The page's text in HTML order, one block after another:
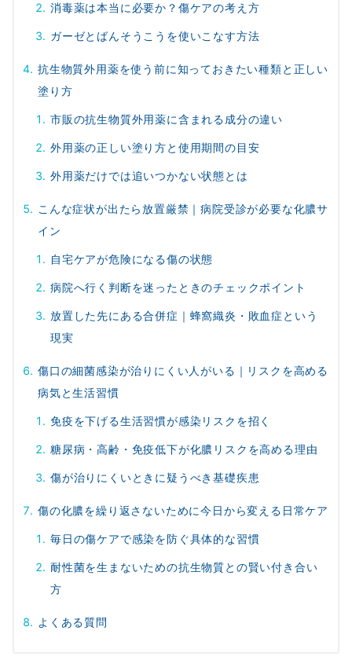
消毒薬は本当に必要か？傷ケアの考え方
ガーゼとばんそうこうを使いこなす方法
抗生物質外用薬を使う前に知っておきたい種類と正しい
塗り方
市販の抗生物質外用薬に含まれる成分の違い
外用薬の正しい塗り方と使用期間の目安
外用薬だけでは追いつかない状態とは
こんな症状が出たら放置厳禁｜病院受診が必要な化膿サ
イン
自宅ケアが危険になる傷の状態
病院へ行く判断を迷ったときのチェックポイント
放置した先にある合併症｜蜂窩織炎・敗血症という
現実
傷口の細菌感染が治りにくい人がいる｜リスクを高める
病気と生活習慣
免疫を下げる生活習慣が感染リスクを招く
糖尿病・高齢・免疫低下が化膿リスクを高める理由
傷が治りにくいときに疑うべき基礎疾患
傷の化膿を繰り返さないために今日から変える日常ケア
毎日の傷ケアで感染を防ぐ具体的な習慣
耐性菌を生まないための抗生物質との賢い付き合い
方
よくある質問